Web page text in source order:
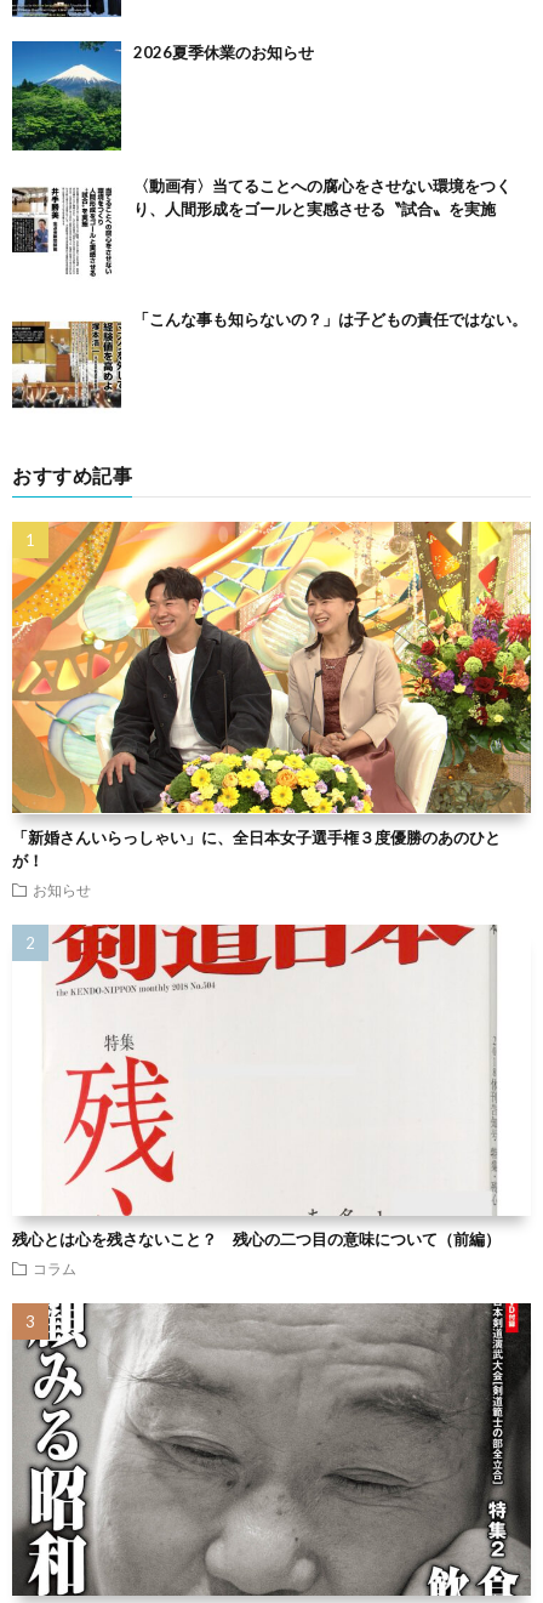
2026夏季休業のお知らせ
〈動画有〉当てることへの腐心をさせない環境をつく
り、人間形成をゴールと実感させる〝試合〟を実施
「こんな事も知らないの？」は子どもの責任ではない。
おすすめ記事
「新婚さんいらっしゃい」に、全日本女子選手権３度優勝のあのひと
が！
お知らせ
残心とは心を残さないこと？ 残心の二つ目の意味について（前編）
コラム